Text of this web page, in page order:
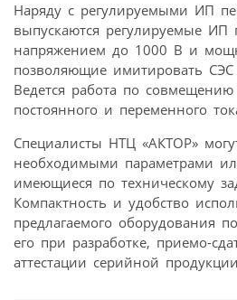
Наряду с регулируемыми ИП
выпускаются регулируемые ИП
напряжением до 1000 В и
позволяющие имитировать СЭС
Ведется работа по совмещению
постоянного и переменного
Специалисты НТЦ «АКТОР»
необходимыми параметрами
имеющиеся по техническому
Компактность и удобство
предлагаемого оборудования
его при разработке, приемо-
аттестации серийной